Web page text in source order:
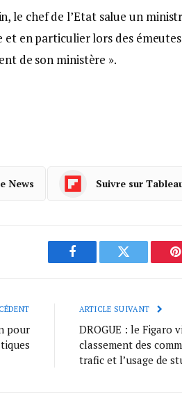
le chef de l’Etat salue un
en particulier lors des
de son ministère ».
News Suivre sur
Facebook Twitter
pour
ARTICLE SUIVANT
DROGUE : le Figaro
classement des
trafic et l’usage de